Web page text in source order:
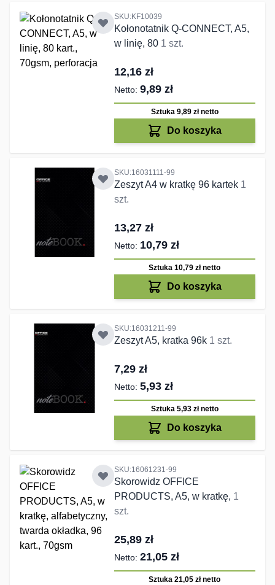
SKU:KF10039
Kołonotatnik Q-CONNECT, A5,
w linię, 80 1 szt.
12,16 zł
9,89 zł
Sztuka 9,89 złnetto
Do koszyka
SKU:16031111-99
Zeszyt A4 w kratkę 96 kartek 1
szt.
13,27 zł
10,79 zł
Sztuka 10,79 złnetto
Do koszyka
SKU:16031211-99
Zeszyt A5, kratka 96k 1 szt.
7,29 zł
5,93 zł
Sztuka 5,93 złnetto
Do koszyka
SKU:16061231-99
Skorowidz OFFICE
PRODUCTS, A5, w kratkę, 1
szt.
25,89 zł
21,05 zł
Sztuka 21,05 złnetto